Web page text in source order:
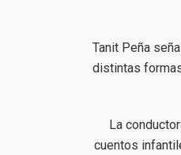
Tanit Peña
distintas
La
cuentos